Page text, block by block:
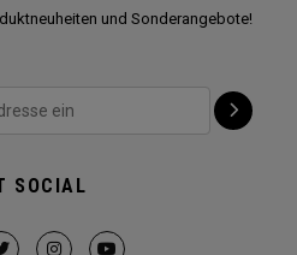
und Sonderangebote!
SOCIAL